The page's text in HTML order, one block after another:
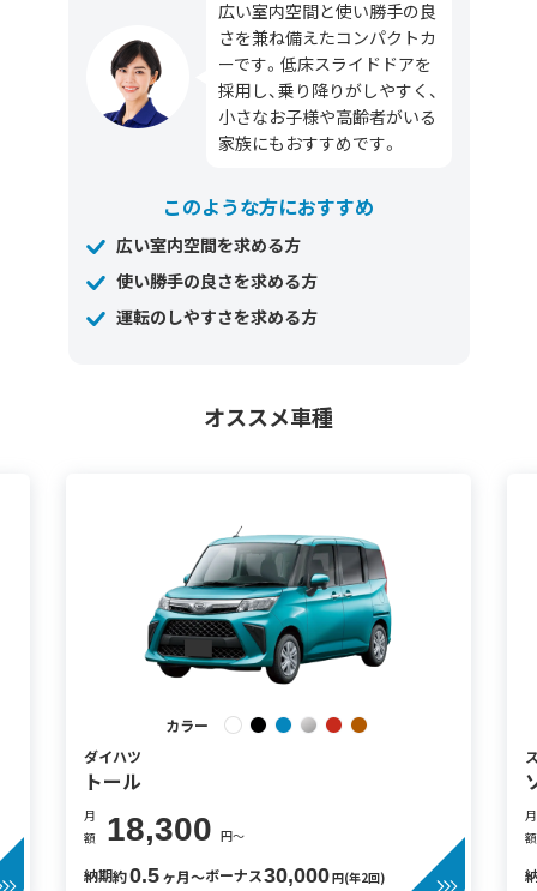
広い室内空間と使い勝手の良
さを兼ね備えたコンパクトカ
ーです。低床スライドドアを
採用し、乗り降りがしやすく、
小さなお子様や高齢者がいる
家族にもおすすめです。
このような方におすすめ
広い室内空間を求める方
使い勝手の良さを求める方
運転のしやすさを求める方
オススメ車種
カラー
ダイハツ
トール
月
額
18,300 円〜
納期約0.5ヶ月〜ボーナス30,000円(年2回)
月
額